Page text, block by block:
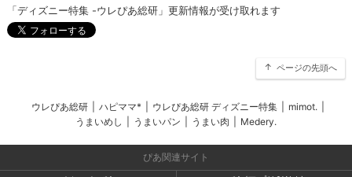
「ディズニー特集 -ウレぴあ総研」更新情報が受け取れます
ページの先頭へ
ウレぴあ総研 ハピママ* ウレぴあ総研 ディズニー特集 mimot.
うまいめし
うまいパン うまい肉 Medery.
ぴあ関連サイト